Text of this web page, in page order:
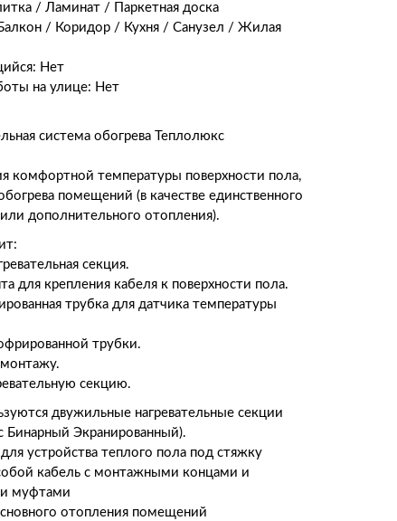
/ Ламинат / Паркетная доска
/ Коридор / Кухня / Санузел / Жилая
Нет
на улице: Нет
система обогрева Теплолюкс
комфортной температуры поверхности пола,
помещений (в качестве единственного
дополнительного отопления).
секция.
для крепления кабеля к поверхности пола.
трубка для датчика температуры
трубки.
секцию.
двужильные нагревательные секции
Бинарный Экранированный).
устройства теплого пола под стяжку
кабель с монтажными концами и
муфтами
отопления помещений